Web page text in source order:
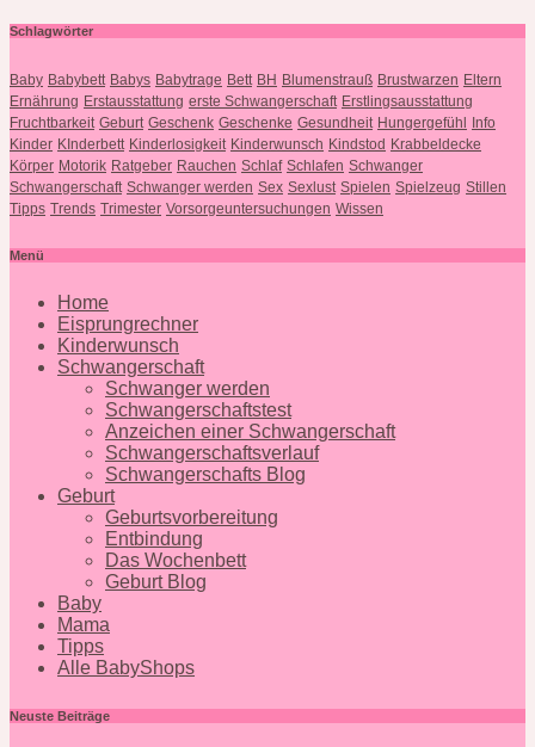
Schlagwörter
Baby Babybett Babys Babytrage Bett BH Blumenstrauß Brustwarzen Eltern
Ernährung Erstausstattung erste Schwangerschaft Erstlingsausstattung
Fruchtbarkeit Geburt Geschenk Geschenke Gesundheit Hungergefühl
Info
Kinder KInderbett Kinderlosigkeit Kinderwunsch Kindstod Krabbeldecke
Körper Motorik Ratgeber Rauchen Schlaf Schlafen Schwanger
Schwangerschaft Schwanger werden Sex Sexlust Spielen Spielzeug Stillen
Tipps Trends Trimester Vorsorgeuntersuchungen Wissen
Menü
Home
Eisprungrechner
Kinderwunsch
Schwangerschaft
Schwanger werden
Schwangerschaftstest
Anzeichen einer Schwangerschaft
Schwangerschaftsverlauf
Schwangerschafts Blog
Geburt
Geburtsvorbereitung
Entbindung
Das Wochenbett
Geburt Blog
Baby
Mama
Tipps
Alle BabyShops
Neuste Beiträge